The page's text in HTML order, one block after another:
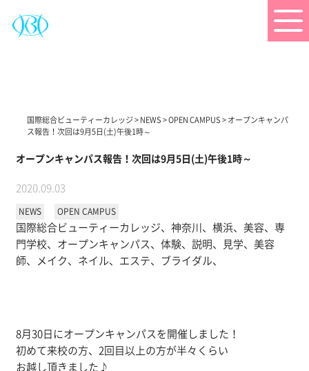
国際総合ビューティーカレッジ> NEWS >OPEN CAMPUS > オープンキャンパ
ス報告！次回は9月5日(土)午後1時～
オープンキャンパス報告！次回は9月5日(土)午後1時～
2020.09.03
NEWS OPEN CAMPUS
国際総合ビューティーカレッジ、神奈川、横浜、美容、専
門学校、オープンキャンパス、体験、説明、見学、美容
師、メイク、ネイル、エステ、ブライダル、
8月30日にオープンキャンパスを開催しました！
初めて来校の方、2回目以上の方が半々くらい
お越し頂きました♪